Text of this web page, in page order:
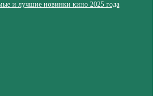
и лучшие новинки кино 2025 года